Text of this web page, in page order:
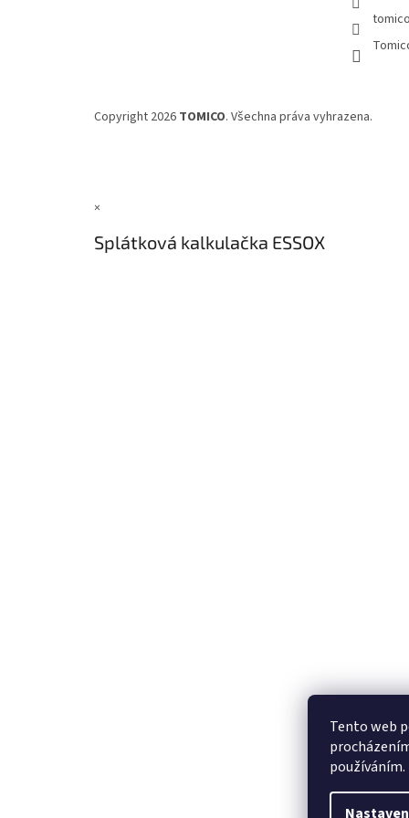
Tento web
používáním.
Copyright 2026 TOMICO. Všechna práva vyhrazena.
×
Splátková kalkulačka ESSOX